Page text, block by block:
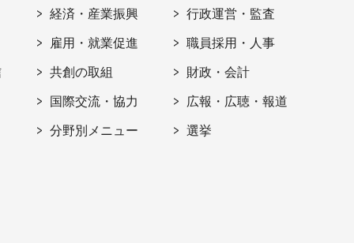
経済・産業振興
雇用・就業促進
共創の取組
国際交流・協力
分野別メニュー
行政運営・監査
職員採用・人事
財政・会計
広報・広聴・報道
選挙